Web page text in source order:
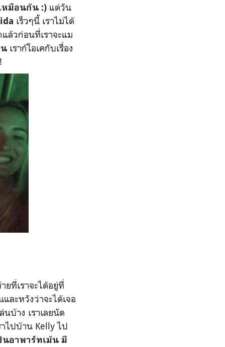
หมือนกัน :) แต่วัน
เร็วๆนี้ เราไม่ได้
ล้วก่อนที่เราจะแม
น เราก้โอเคกับเรื่อง
ที่เราจะได้อยู่ที่
ละหวังว่าจะได้เจอ
บ้าง เราเลยนัด
ไปบ้าน Kelly ไป
อาพาร์ทเม้น มี